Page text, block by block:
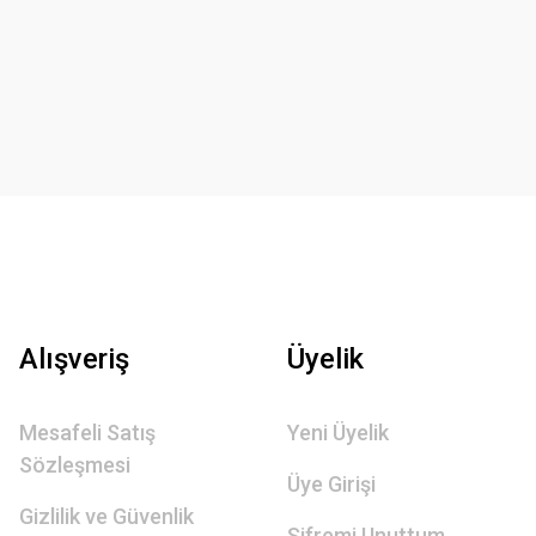
Alışveriş
Mesafeli Satış
Sözleşmesi
Gizlilik ve Güvenlik
Üyelik
Yeni Üyelik
Üye Girişi